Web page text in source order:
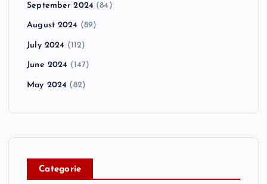
September 2024 (84)
August 2024 (89)
July 2024 (112)
June 2024 (147)
May 2024 (82)
Categorie